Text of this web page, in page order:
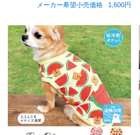
メーカー希望小売価格
1,600円